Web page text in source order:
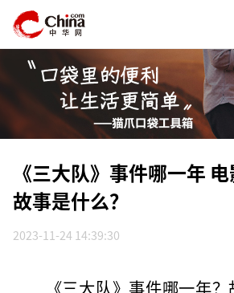
《三大队》事件哪一年
故事是什么？
2023-11-24 14:39:30
《三大队》事件哪一年